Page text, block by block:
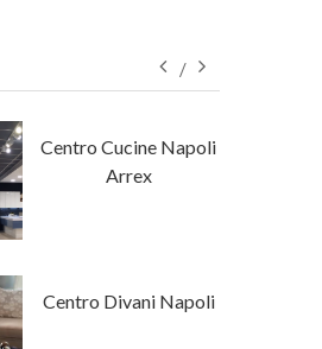
Centro Cucine Napoli
Arrex
Centro Divani Napoli